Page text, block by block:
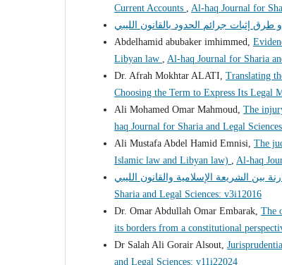
Current Accounts
Al-haq Journal for
Abdelhamid abubaker imhimmed,
Libyan law
Al-haq Journal for Sharia
Dr. Afrah Mokhtar ALATI, Translating
Choosing the Term to Express Its Legal
Ali Mohamed Omar Mahmoud, The
haq Journal for Sharia and Legal
Ali Mustafa Abdel Hamid Emnisi, The
Islamic law and Libyan law)
Al-haq
Sharia and Legal Sciences: v3i12016
Dr. Omar Abdullah Omar Embarak, The
its borders from a constitutional
Dr Salah Ali Gorair Alsout,
and Legal Sciences: v11i22024